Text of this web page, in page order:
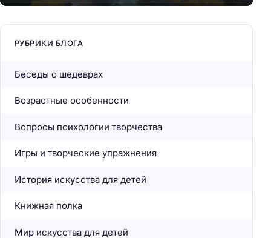
РУБРИКИ БЛОГА
Беседы о шедеврах
Возрастные особенности
Вопросы психологии творчества
Игры и творческие упражнения
История искусства для детей
Книжная полка
Мир искусства для детей